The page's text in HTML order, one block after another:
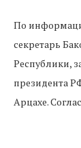
По
секретарь
Республики,
президента
Арцахе.